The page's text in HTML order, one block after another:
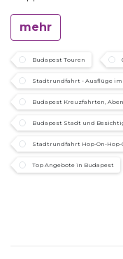
mehr
Budapest Touren
Stadtrundfahrt - Ausflüge im
Budapest Kreuzfahrten,
Budapest Stadt und
Stadtrundfahrt Hop-On-Hop-
Top Angebote in Budapest